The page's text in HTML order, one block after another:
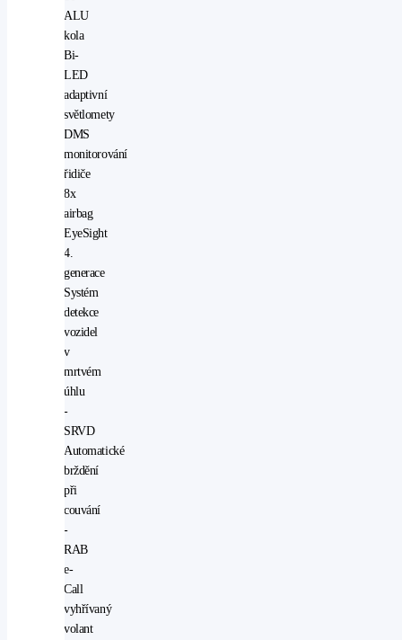
ALU
kola
Bi-
LED
adaptivní
světlomety
DMS
monitorování
řidiče
8x
airbag
EyeSight
4.
generace
Systém
detekce
vozidel
v
mrtvém
úhlu
-
SRVD
Automatické
brždění
při
couvání
-
RAB
e-
Call
vyhřívaný
volant